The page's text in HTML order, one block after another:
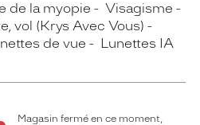
de la myopie
Visagisme
vol (Krys Avec Vous)
de vue Lunettes IA
Magasin fermé en ce moment,